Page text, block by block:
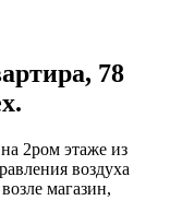
78
2ром этаже из
воздуха
магазин,